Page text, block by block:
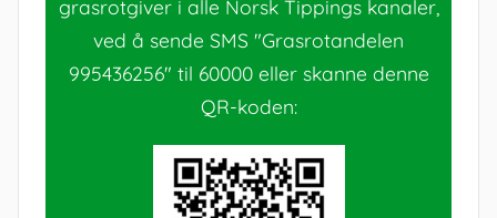
grasrotgiver i alle Norsk Tippings kanaler,
ved å sende SMS "Grasrotandelen
995436256" til 60000 eller skanne denne
QR-koden: